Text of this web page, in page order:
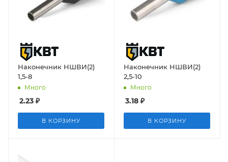
Наконечник НШВИ(2)
1,5-8
Много
2.23 ₽
В КОРЗИНУ
Наконечник НШВИ(2)
2,5-10
Много
3.18 ₽
В КОРЗИНУ